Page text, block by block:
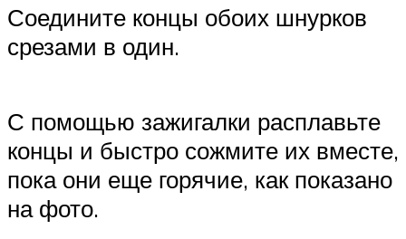
Соедините концы обоих шнурков
срезами в один.
С помощью зажигалки расплавьте
концы и быстро сожмите их вместе,
пока они еще горячие, как показано
на фото.